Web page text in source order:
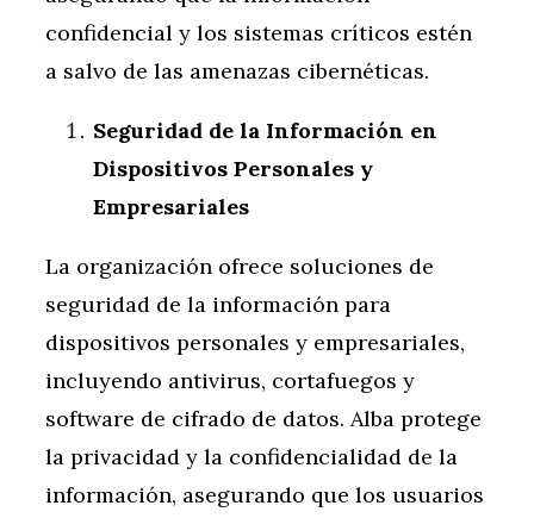
confidencial y los sistemas críticos estén
a salvo de las amenazas cibernéticas.
Seguridad de la Información en
Dispositivos Personales y
Empresariales
La organización ofrece soluciones de
seguridad de la información para
dispositivos personales y empresariales,
incluyendo antivirus, cortafuegos y
software de cifrado de datos. Alba protege
la privacidad y la confidencialidad de la
información, asegurando que los usuarios